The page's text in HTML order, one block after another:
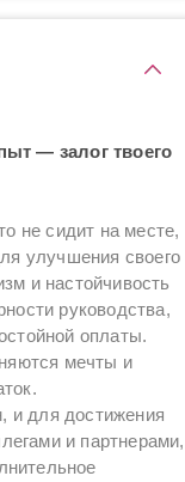
— залог твоего
не сидит на месте,
улучшения своего
и настойчивость
руководства,
оплаты.
мечты и
и для достижения
и партнерами,